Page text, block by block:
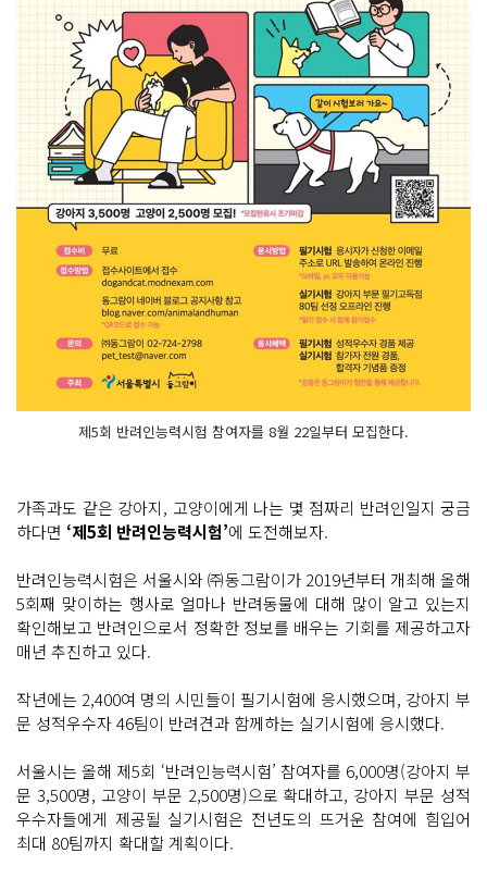
제5회 반려인능력시험 참여자를 8월 22일부터 모집한다.
가족과도 같은 강아지, 고양이에게 나는 몇 점짜리 반려인일지 궁금
하다면 ‘제5회 반려인능력시험’에 도전해보자.
반려인능력시험은 서울시와 ㈜동그람이가 2019년부터 개최해 올해
5회째 맞이하는 행사로 얼마나 반려동물에 대해 많이 알고 있는지
확인해보고 반려인으로서 정확한 정보를 배우는 기회를 제공하고자
매년 추진하고 있다.
작년에는 2,400여 명의 시민들이 필기시험에 응시했으며, 강아지 부
문 성적우수자 46팀이 반려견과 함께하는 실기시험에 응시했다.
서울시는 올해 제5회 ‘반려인능력시험’ 참여자를 6,000명(강아지 부
문 3,500명, 고양이 부문 2,500명)으로 확대하고, 강아지 부문 성적
우수자들에게 제공될 실기시험은 전년도의 뜨거운 참여에 힘입어
최대 80팀까지 확대할 계획이다.